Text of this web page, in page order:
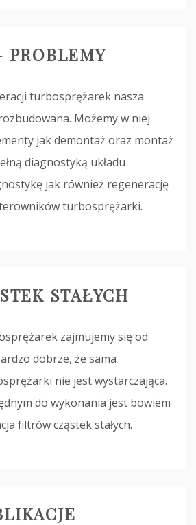
PROBLEMY
turbosprężarek nasza
Możemy w niej
jak demontaż oraz montaż
diagnostyką układu
jak również regenerację
turbosprężarki.
STAŁYCH
zajmujemy się od
dobrze, że sama
nie jest wystarczająca.
do wykonania jest bowiem
filtrów cząstek stałych.